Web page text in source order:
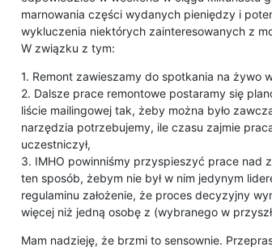
marnowania części wydanych pieniędzy i
wykluczenia niektórych zainteresowanych z
W związku z tym:
1. Remont zawieszamy do spotkania na żywo
2. Dalsze prace remontowe postaramy się
liście mailingowej tak, żeby można było
narzędzia potrzebujemy, ile czasu zajmie
uczestniczył,
3. IMHO powinniśmy przyspieszyć prace nad
ten sposób, żebym nie był w nim jedynym
regulaminu założenie, że proces decyzyjny
więcej niż jedną osobę z (wybranego w
Mam nadzieję, że brzmi to sensownie.